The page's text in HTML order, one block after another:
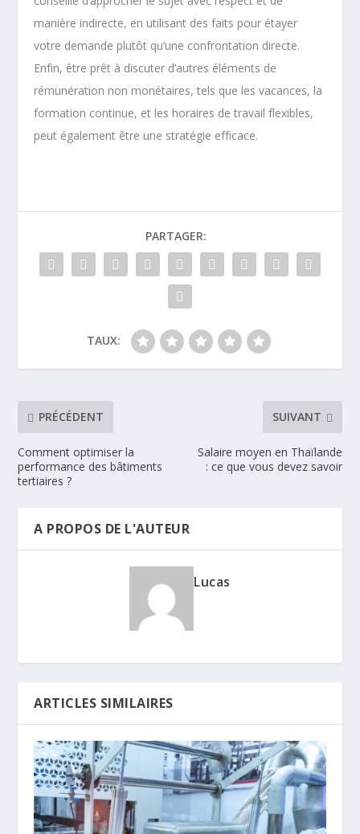
manière indirecte, en utilisant des faits pour étayer
votre demande plutôt qu’une confrontation directe.
Enfin, être prêt à discuter d’autres éléments de
rémunération non monétaires, tels que les vacances, la
formation continue, et les horaires de travail flexibles,
peut également être une stratégie efficace.
PARTAGER:
TAUX:
PRÉCÉDENT
Comment optimiser la
performance des bâtiments
tertiaires ?
SUIVANT
Salaire moyen en Thaïlande
: ce que vous devez savoir
A PROPOS DE L'AUTEUR
Lucas
ARTICLES SIMILAIRES